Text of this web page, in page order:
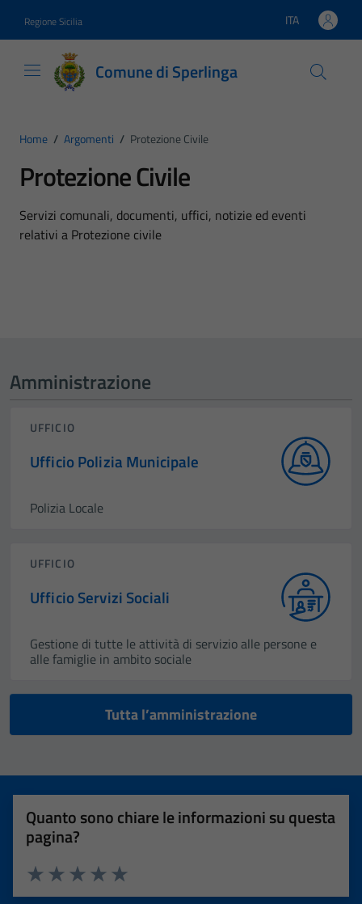
Regione Sicilia Lingua attiva:
ITA
Comune di Sperlinga
Home / Argomenti / Protezione Civile
Protezione Civile
Dettagli dell'argomento
Servizi comunali, documenti, uffici, notizie ed eventi
relativi a Protezione civile
Amministrazione
UFFICIO
Ufficio Polizia Municipale
Polizia Locale
UFFICIO
Ufficio Servizi Sociali
Gestione di tutte le attività di servizio alle persone e
alle famiglie in ambito sociale
Tutta l’amministrazione
Quanto sono chiare le informazioni su questa
pagina?
Valuta 5 stelle su 5
Valuta 4 stelle su 5
Valuta 3 stelle su 5
Valuta 2 stelle su 5
Valuta 1 stelle su 5